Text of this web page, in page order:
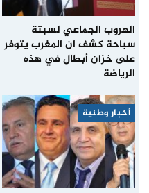
الهروب الجماعي لسبتة
سباحة كشف ان المغرب يتوفر
على خزان أبطال في هذه
الرياضة
أخبار وطنية